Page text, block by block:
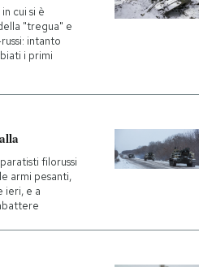
Ok Boomer!
Mondiali calcio 2026
cui si è
"tregua" e
intanto
i primi
filorussi
armi pesanti,
ieri, e a